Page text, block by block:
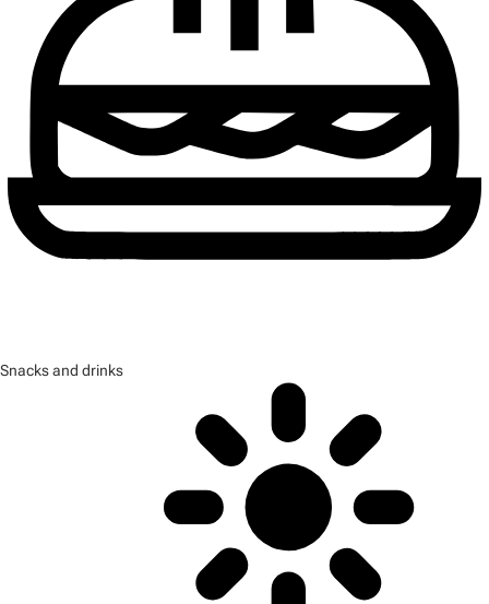
Snacks and drinks